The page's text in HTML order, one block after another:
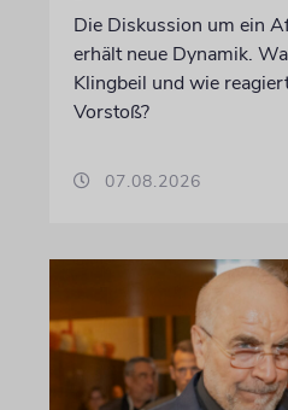
Die Diskussion um ein
erhält neue Dynamik.
Klingbeil und wie
Vorstoß?
07.08.2026